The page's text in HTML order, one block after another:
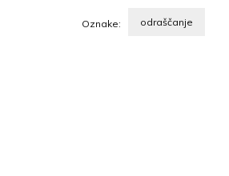
Oznake: odraščanje